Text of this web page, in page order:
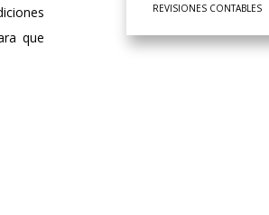
que
REVISIONES CONTABLES